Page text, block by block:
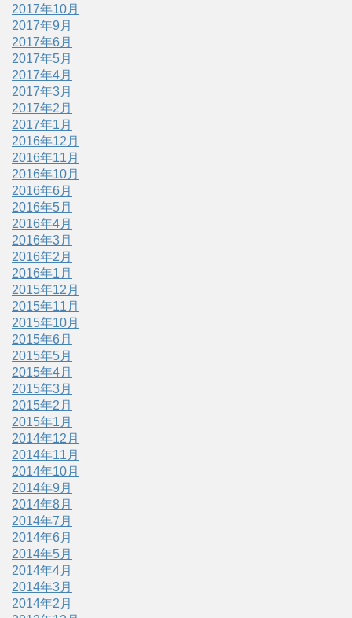
2017年10月
2017年9月
2017年6月
2017年5月
2017年4月
2017年3月
2017年2月
2017年1月
2016年12月
2016年11月
2016年10月
2016年6月
2016年5月
2016年4月
2016年3月
2016年2月
2016年1月
2015年12月
2015年11月
2015年10月
2015年6月
2015年5月
2015年4月
2015年3月
2015年2月
2015年1月
2014年12月
2014年11月
2014年10月
2014年9月
2014年8月
2014年7月
2014年6月
2014年5月
2014年4月
2014年3月
2014年2月